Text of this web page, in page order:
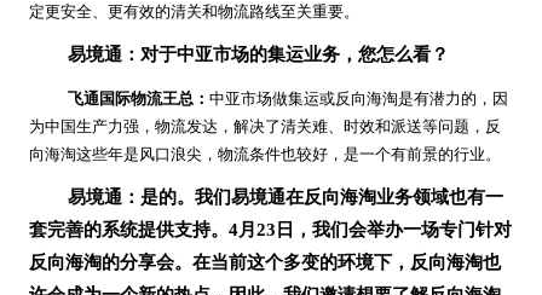
定更安全、更有效的清关和物流路线至关重要。
易境通：对于中亚市场的集运业务，您怎么看？
飞通国际物流王总： 中亚市场做集运或反向海淘是有潜力的，因
为中国生产力强，物流发达，解决了清关难、时效和派送等问题，反
向海淘这些年是风口浪尖，物流条件也较好，是一个有前景的行业。
易境通：是的。我们易境通在反向海淘业务领域也有一
套完善的系统提供支持。4月23日，我们会举办一场专门针对
反向海淘的分享会。在当前这个多变的环境下，反向海淘也